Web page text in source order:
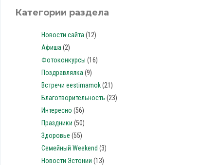
Категории раздела
Новости сайта (12)
Афиша (2)
Фотоконкурсы (16)
Поздравлялка (9)
Встречи eestimamok (21)
Благотворительность (23)
Интересно (56)
Праздники (50)
Здоровье (55)
Семейный Weekend (3)
Новости Эстонии (13)